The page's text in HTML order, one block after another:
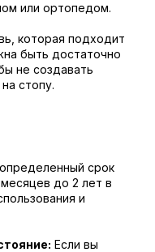
или ортопедом.
которая подходит
быть достаточно
не создавать
стопу.
срок
до 2 лет в
и
Если вы